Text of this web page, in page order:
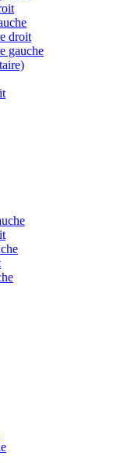
droit
gauche